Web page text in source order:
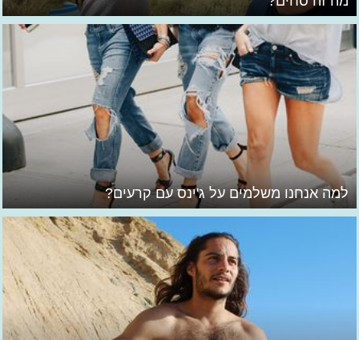
למה אנחנו משלמים על ג'ינס עם קרעים?